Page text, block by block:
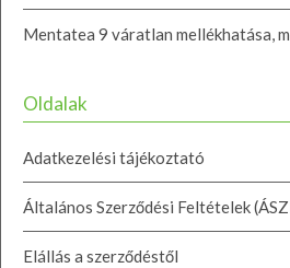
Mentatea 9 váratlan mellékhatása,
Oldalak
Adatkezelési tájékoztató
Általános Szerződési Feltételek
Elállás a szerződéstől